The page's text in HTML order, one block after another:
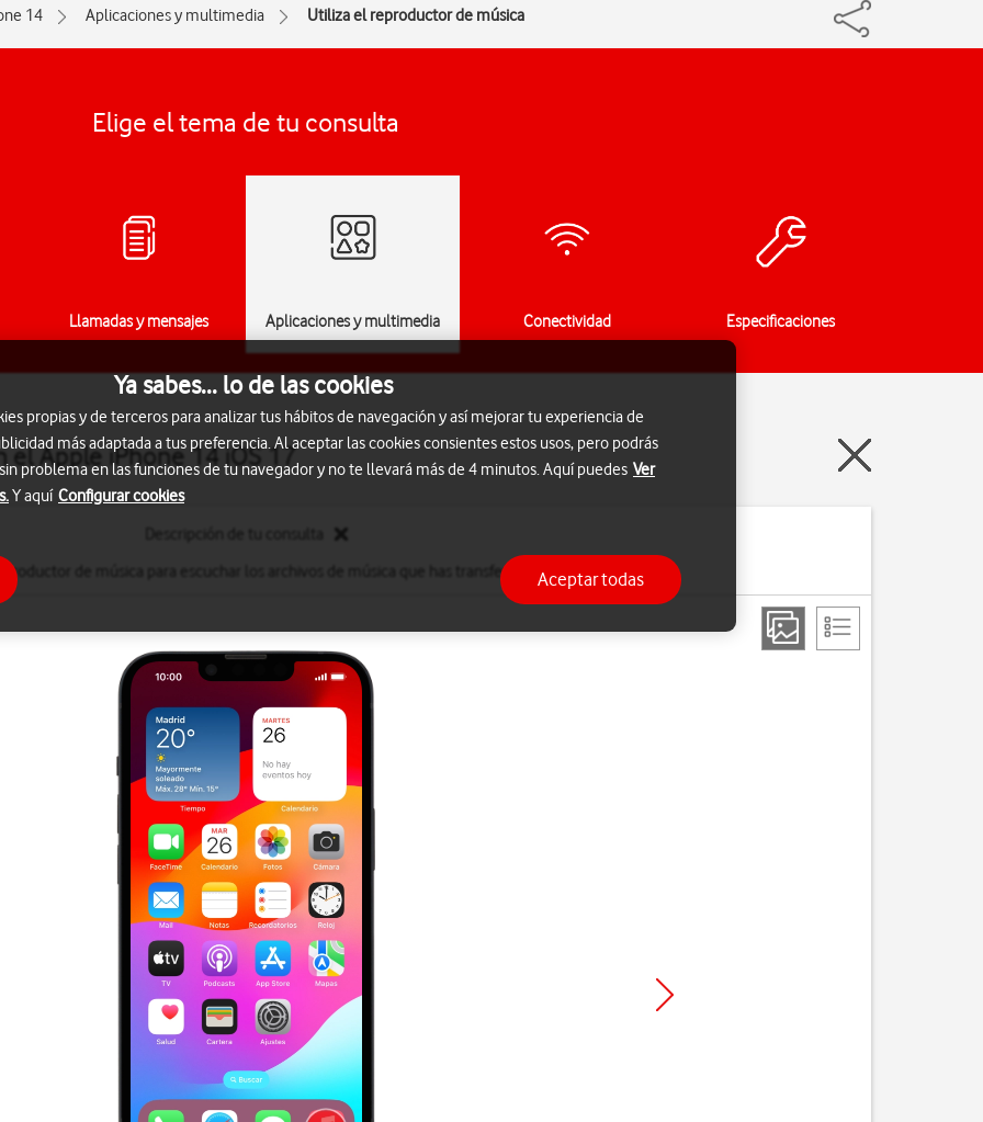
14 Aplicaciones y multimedia Utiliza el reproductor de música
Elige el tema de tu consulta
Llamadas y mensajes Aplicaciones y multimedia Conectividad Especificaciones
Apple iPhone 14 iOS 17
de música para escuchar los archivos de música que has transferido a tu teléfono.
Ya sabes... lo de las cookies
propias y de terceros para analizar tus hábitos de navegación y así mejorar tu experiencia de
más adaptada a tus preferencia. Al aceptar las cookies consientes estos usos, pero podrás
problema en las funciones de tu navegador y no te llevará más de 4 minutos. Aquí puedes Ver
Y aquí Configurar cookies
Aceptar todas